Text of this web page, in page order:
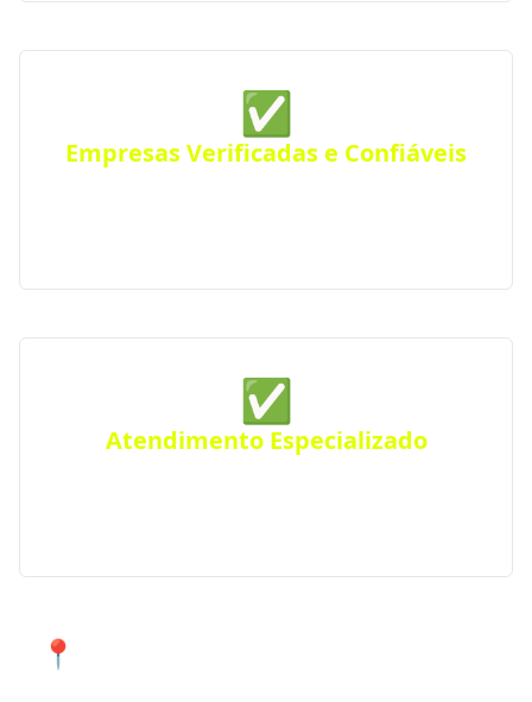
✅
Empresas Verificadas e Confiáveis
✅
Atendimento Especializado
📍 Atendimento de qualidade em